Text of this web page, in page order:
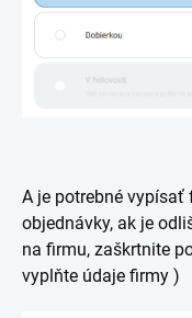
A je potrebné vypísať
objednávky, ak je
na firmu, zaškrtnite
vyplňte údaje firmy )